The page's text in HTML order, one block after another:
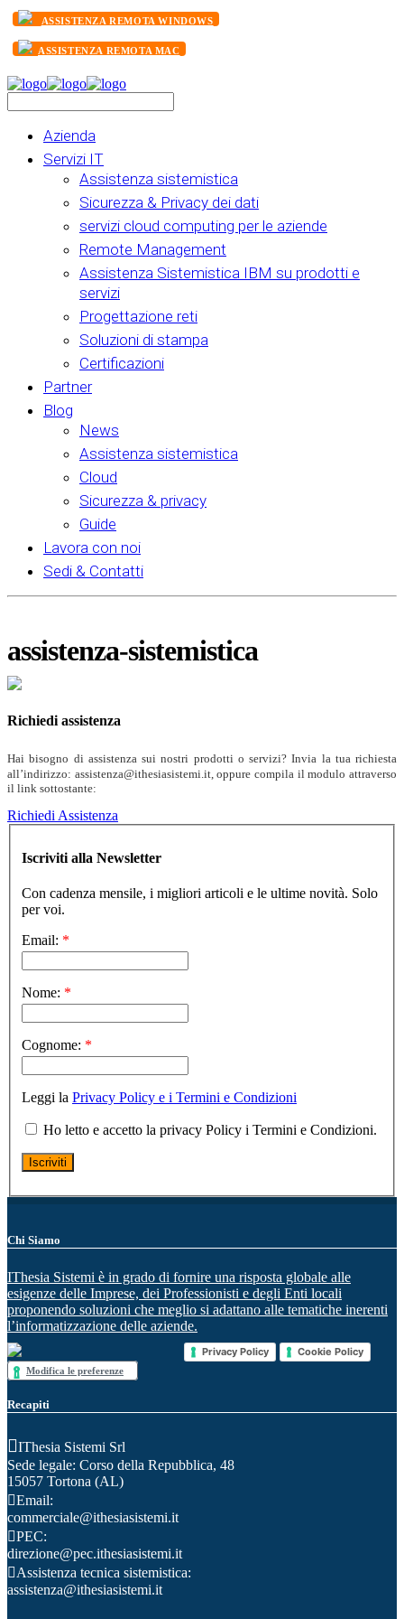
ASSISTENZA REMOTA WINDOWS
ASSISTENZA REMOTA MAC
Azienda
Servizi IT
Assistenza sistemistica
Sicurezza & Privacy dei dati
servizi cloud computing per le aziende
Remote Management
Assistenza Sistemistica IBM su prodotti e
servizi
Progettazione reti
Soluzioni di stampa
Certificazioni
Partner
Blog
News
Assistenza sistemistica
Cloud
Sicurezza & privacy
Guide
Lavora con noi
Sedi & Contatti
assistenza-sistemistica
Richiedi assistenza
Hai bisogno di assistenza sui nostri prodotti o servizi? Invia la tua richiesta
all’indirizzo: assistenza@ithesiasistemi.it, oppure compila il modulo attraverso
il link sottostante:
Richiedi Assistenza
Iscriviti alla Newsletter
Con cadenza mensile, i migliori articoli e le ultime novità. Solo
per voi.
Email: *
Nome: *
Cognome: *
Leggi la Privacy Policy e i Termini e Condizioni
Ho letto e accetto la privacy Policy i Termini e Condizioni.
Chi Siamo
IThesia Sistemi è in grado di fornire una risposta globale alle
esigenze delle Imprese, dei Professionisti e degli Enti locali
proponendo soluzioni che meglio si adattano alle tematiche inerenti
l’informatizzazione delle aziende.
Privacy Policy Cookie Policy
Modifica le preferenze
Recapiti
IThesia Sistemi Srl
Sede legale: Corso della Repubblica, 48
15057 Tortona (AL)
Email:
commerciale@ithesiasistemi.it
PEC:
direzione@pec.ithesiasistemi.it
Assistenza tecnica sistemistica:
assistenza@ithesiasistemi.it